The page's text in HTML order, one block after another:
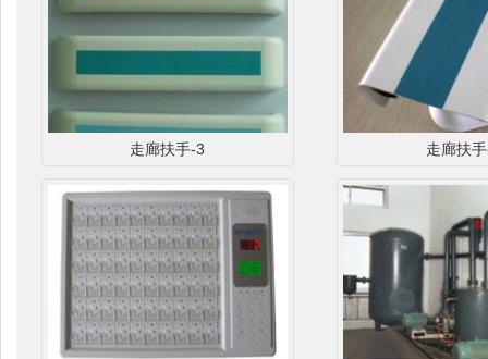
走廊扶手-3 走廊扶